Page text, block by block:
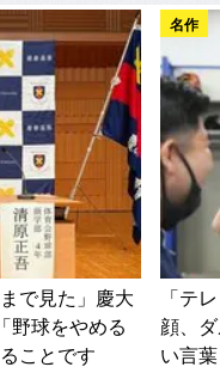
で見た」慶大
野球をやめる
ことです
名作
「テ
顔、
い言